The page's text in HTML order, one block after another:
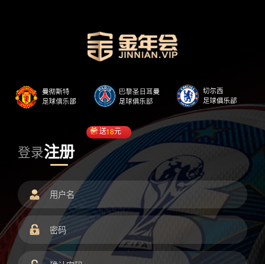
登录注册
送18元